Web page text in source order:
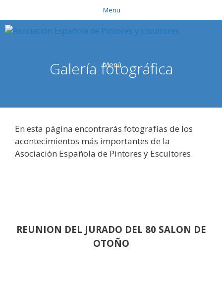
al
contenido
Menu
Menú
Galería fotográfica
En esta página encontrarás fotografías de los
acontecimientos más importantes de la
Asociación Española de Pintores y Escultores.
REUNION DEL JURADO DEL 80 SALON DE
OTOÑO